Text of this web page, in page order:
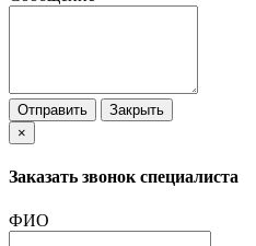
Отправить
Закрыть
×
Заказать звонок специалиста
ФИО